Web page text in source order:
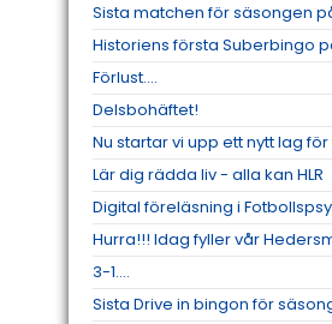
Sista matchen för säsongen
Historiens första Suberbingo
Förlust....
Delsbohäftet!
Nu startar vi upp ett nytt lag för
Lär dig rädda liv - alla kan HLR
Digital föreläsning i
Hurra!!! Idag fyller vår
3-1....
Sista Drive in bingon för